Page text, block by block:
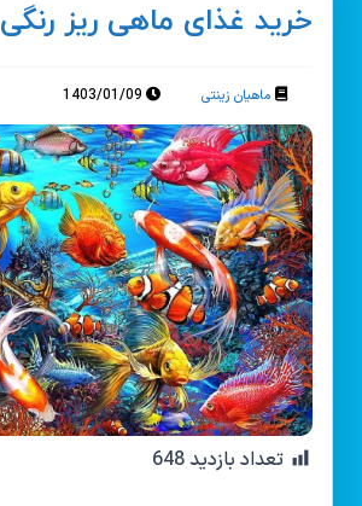
خرید غذای ماهی ریز رنگی
ماهیان زینتی
تعداد بازدید648